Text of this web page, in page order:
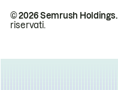
© 2026 Semrush Holdings.
riservati.